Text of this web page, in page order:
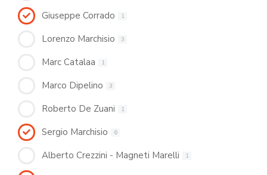
Giuseppe Corrado 1
Lorenzo Marchisio 3
Marc Catalaa 1
Marco Dipelino 3
Roberto De Zuani 1
Sergio Marchisio 6
Alberto Crezzini - Magneti Marelli 1